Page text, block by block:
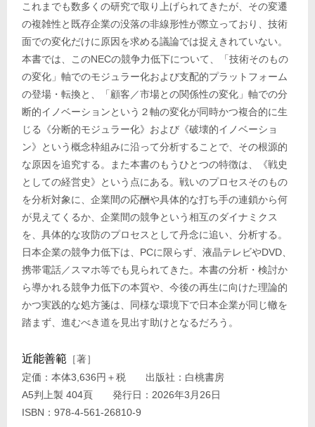
これまでも数多くの研究で取り上げられてきたが、その変遷
の複雑性と既存企業の没落の非線形性が際立っており、技術
面での変化だけに原因を求める議論では捉えきれていない。
本書では、このNECの競争力低下について、「技術そのもの
の変化」軸でのモジュラー化および支配的プラットフォーム
の登場・転換と、「顧客／市場との関係性の変化」軸での分
断的イノベーションという２軸の変化が同時かつ複合的に生
じる《分断的モジュラー化》および《破壊的イノベーショ
ン》という概念枠組みに沿って分析することで、その根源的
な原因を追究する。また本書のもうひとつの特徴は、《戦史
としての経営史》という点にある。戦いのプロセスそのもの
を分析対象に、企業間の応酬や具体的な打ち手の連鎖から何
が見えてくるか、企業間の競争という相互のダイナミクス
を、具体的な攻防のプロセスとして丹念に追い、分析する。
日本企業の競争力低下は、PCに限らず、液晶テレビやDVD、
携帯電話／スマホ等でも見られてきた。本書の分析・検討か
ら導かれる競争力低下の本質や、今後の再生に向けた理論的
かつ実践的な処方箋は、同様な環境下で日本企業が同じ轍を
踏まず、進むべき道を見出す助けとなるだろう。
近能善範 ［著］
定価：本体3,636円＋税 出版社：白桃書房
A5判上製 404頁 発行日：2026年3月26日
ISBN：978-4-561-26810-9